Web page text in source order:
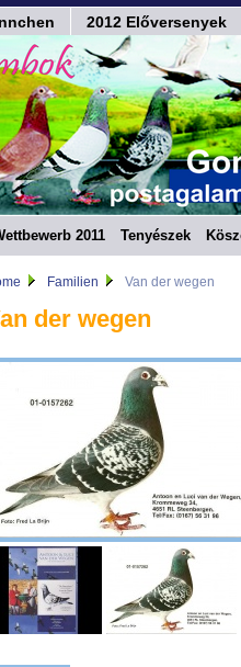
2012 Előversenyek
2011 Tenyészek
Familien Van der wegen
der wegen